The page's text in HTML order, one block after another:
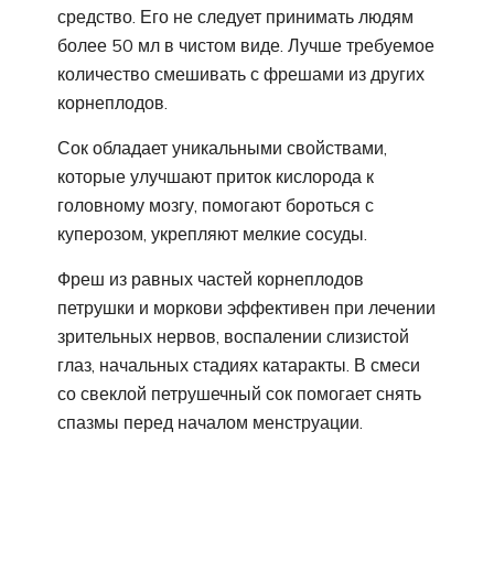
средство. Его не следует принимать людям
более 50 мл в чистом виде. Лучше требуемое
количество смешивать с фрешами из других
корнеплодов.
Сок обладает уникальными свойствами,
которые улучшают приток кислорода к
головному мозгу, помогают бороться с
куперозом, укрепляют мелкие сосуды.
Фреш из равных частей корнеплодов
петрушки и моркови эффективен при лечении
зрительных нервов, воспалении слизистой
глаз, начальных стадиях катаракты. В смеси
со свеклой петрушечный сок помогает снять
спазмы перед началом менструации.